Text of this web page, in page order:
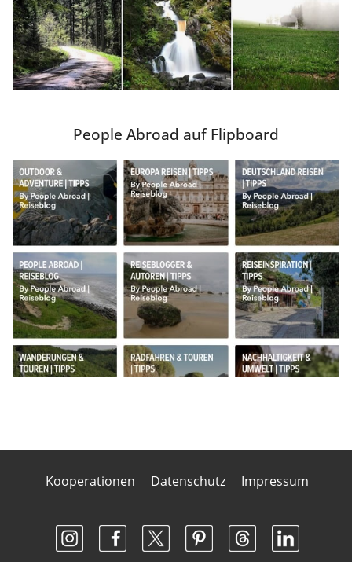
People Abroad auf Flipboard
Kooperationen Datenschutz Impressum